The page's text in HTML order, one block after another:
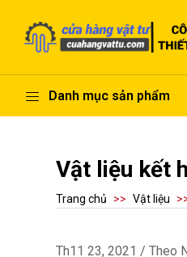
Danh mục sản phẩm
Vật liệu kết
Trang chủ Vật liệu
Th11 23, 2021 / Theo